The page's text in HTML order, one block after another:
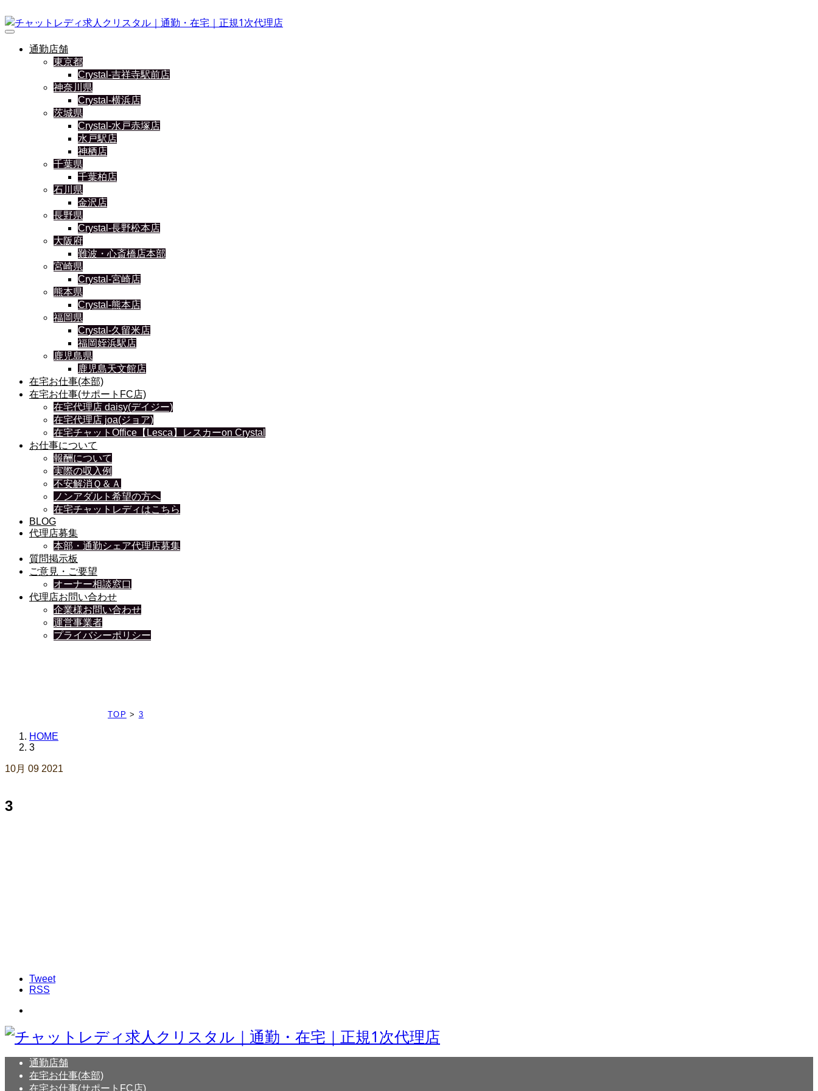
通勤店舗
東京都
Crystal-吉祥寺駅前店
神奈川県
Crystal-横浜店
茨城県
Crystal-水戸赤塚店
水戸駅店
神栖店
千葉県
千葉柏店
石川県
金沢店
長野県
Crystal-長野松本店
大阪府
難波・心斎橋店本部
宮崎県
Crystal-宮崎店
熊本県
Crystal-熊本店
福岡県
Crystal-久留米店
福岡姪浜駅店
鹿児島県
鹿児島天文館店
在宅お仕事(本部)
在宅お仕事(サポートFC店)
在宅代理店 daisy(デイジー)
在宅代理店 joa(ジョア)
在宅チャットOffice【Lesca】レスカーon Crystal
お仕事について
報酬について
実際の収入例
不安解消Ｑ＆Ａ
ノンアダルト希望の方へ
在宅チャットレディはこちら
BLOG
代理店募集
本部・通勤シェア代理店募集
質問掲示板
ご意見・ご要望
オーナー相談窓口
代理店お問い合わせ
企業様お問い合わせ
運営事業者
プライバシーポリシー
TOP > 3
HOME
3
10月 09 2021
3
Tweet
RSS
通勤店舗
在宅お仕事(本部)
在宅お仕事(サポートFC店)